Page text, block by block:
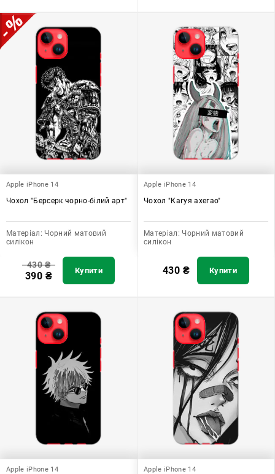
Apple iPhone 14
Чохол "Берсерк чорно-білий арт"
Матеріал: Чорний матовий
силікон
430₴
390 ₴ Купити
Apple iPhone 14
Чохол "Кагуя ахегао"
Матеріал: Чорний матовий
силікон
430 ₴ Купити
Apple iPhone 14 Apple iPhone 14